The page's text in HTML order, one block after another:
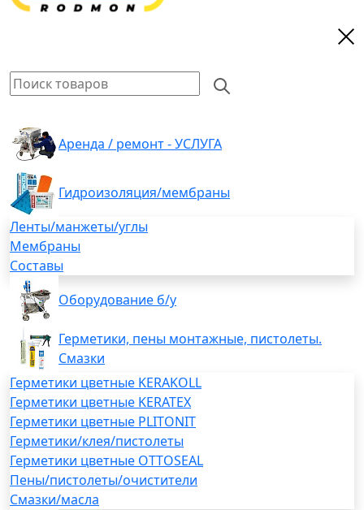
Аренда / ремонт - УСЛУГА
Гидроизоляция/мембраны
Ленты/манжеты/углы
Мембраны
Составы
Оборудование б/у
Герметики, пены монтажные, пистолеты.
Смазки
Герметики цветные KERAKOLL
Герметики цветные KERATEX
Герметики цветные PLITONIT
Герметики/клея/пистолеты
Герметики цветные OTTOSEAL
Пены/пистолеты/очистители
Смазки/масла